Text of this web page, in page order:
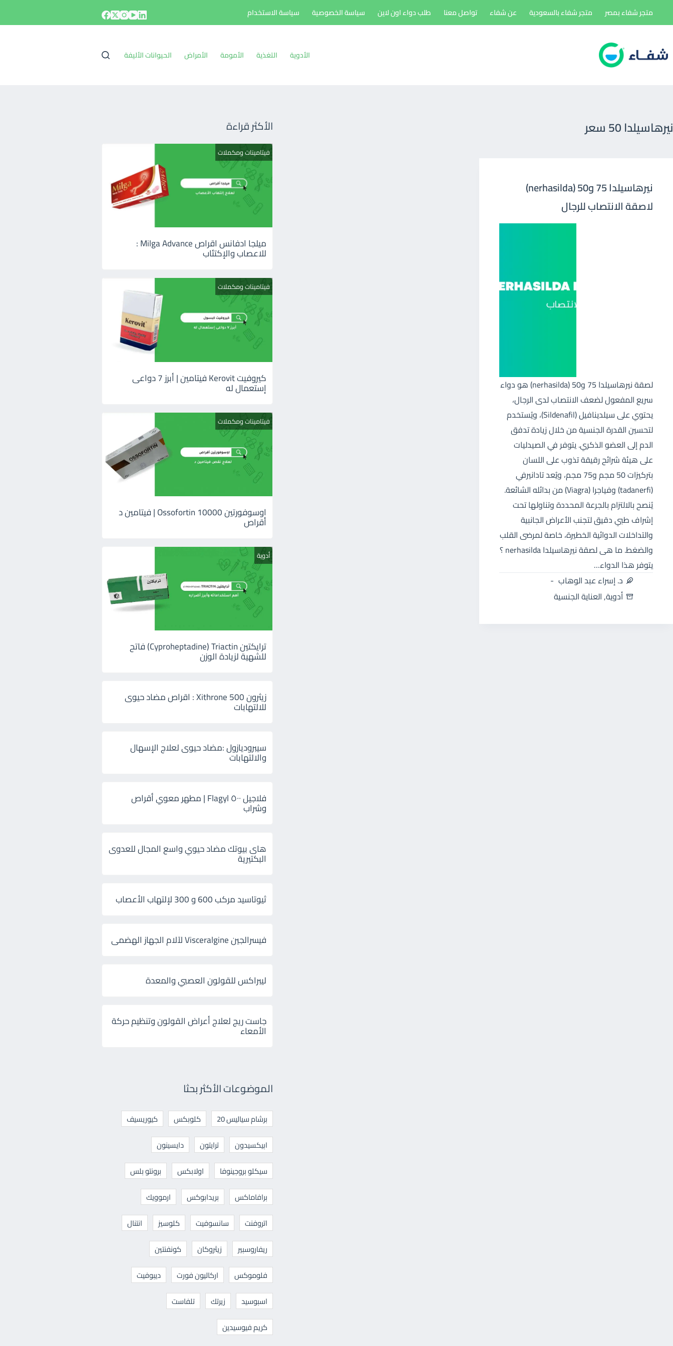
إلى
متجر شفاء بمصر متجر شفاء بالسعودية عن شفاء تواصل معنا طلب دواء اون لاين سياسة الخصوصية سياسة الاستخدام
الأدوية التغذية الأمومة الأمراض الحيوانات الأليفة
نيرهاسيلدا 50 سعر
نيرهاسيلدا 75 و50 (nerhasilda)
لاصقة الانتصاب للرجال
لصقة نيرهاسيلدا 75 و50 (nerhasilda) هو دواء
سريع المفعول لضعف الانتصاب لدى الرجال،
يحتوي على سيلدينافيل (Sildenafil)، ويُستخدم
لتحسين القدرة الجنسية من خلال زيادة تدفق
الدم إلى العضو الذكري. يتوفر في الصيدليات
على هيئة شرائح رقيقة تذوب على اللسان
بتركيزات 50 مجم و75 مجم، ويُعد تادانيرفي
(tadanerfi) وفياجرا (Viagra) من بدائله الشائعة.
يُنصح بالالتزام بالجرعة المحددة وتناولها تحت
إشراف طبي دقيق لتجنب الأعراض الجانبية
والتداخلات الدوائية الخطيرة، خاصة لمرضى القلب
والضغط. ما هى لصقة نيرهاسيلدا nerhasilda ؟
يتوفر هذا الدواء…
د. إسراء عبد الوهاب
أدوية,العناية الجنسية
الأكثر قراءة
فيتامينات ومكملات
ميلجا ادفانس اقراص Milga Advance :
للاعصاب والإكتئاب
فيتامينات ومكملات
كيروفيت Kerovit فيتامين | أبرز 7 دواعى
إستعمال له
فيتامينات ومكملات
اوسوفورتين 10000 Ossofortin | فيتامين د
أقراص
أدوية
ترايكتين Cyproheptadine) Triactin) فاتح
للشهية لزيادة الوزن
زيثرون 500 Xithrone : اقراص مضاد حيوى
للالتهابات
سيبروديازول :مضاد حيوى لعلاج الإسهال
والالتهابات
فلاجيل ٥٠٠ Flagyl | مطهر معوي أقراص
وشراب
هاى بيوتك مضاد حيوي واسع المجال للعدوى
البكتيرية
ثيوتاسيد مركب 600 و 300 لإلتهاب الأعصاب
فيسرالجين Visceralgine لآلام الجهاز الهضمى
ليبراكس للقولون العصبي والمعدة
جاست ريج لعلاج أعراض القولون وتنظيم حركة
الأمعاء
الموضوعات الأكثر بحثا
برشام سياليس 20 كلوبكس
كيوريسيف
ابيكسيدون
ترايتون
دايسينون
سيكلو بروجينوفا
اولابكس
برونتو بلس
برافاماكس
بريدابوكس
ارموويك
اتروفنت
سانسوفيت كلوسيز
انتنال
ريفاروسبير
زيثروكان
كونفنتين
فلوموكس
اركاليون فورت
ديبوفيت
اسبوسيد
زيرتك
تلفاست
كريم فيوسيدين